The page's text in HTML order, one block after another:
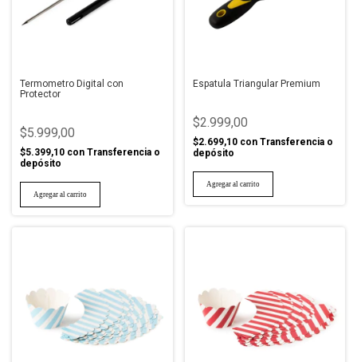
Termometro Digital con
Protector
$5.999,00
$5.399,10 con Transferencia o
depósito
Espatula Triangular Premium
$2.999,00
$2.699,10 con Transferencia o
depósito